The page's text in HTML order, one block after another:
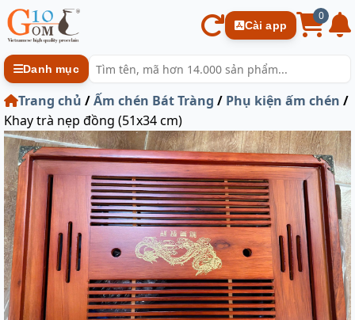
Cài app
0
Danh mục
Trang chủ /Ấm chén Bát Tràng / Phụ kiện ấm chén /
Khay trà nẹp đồng (51x34 cm)